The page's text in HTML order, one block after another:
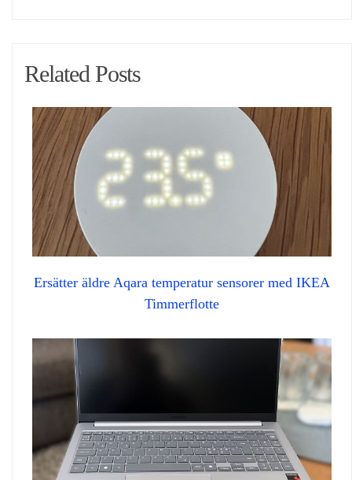
Related Posts
Ersätter äldre Aqara temperatur sensorer med IKEA
Timmerflotte